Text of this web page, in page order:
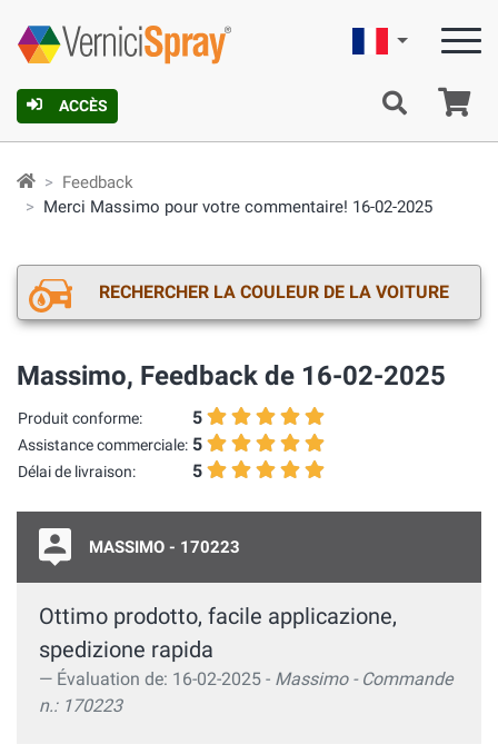
ACCÈS
Française
Feedback
Merci Massimo pour votre commentaire! 16-02-2025
RECHERCHER LA COULEUR DE LA VOITURE
Massimo, Feedback de 16-02-2025
Produit conforme:
Assistance commerciale:
Délai de livraison:
5
5
5
MASSIMO - 170223
Ottimo prodotto, facile applicazione,
spedizione rapida
Évaluation de: 16-02-2025 - Massimo - Commande
n.: 170223